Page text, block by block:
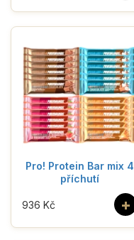
Pro! Protein Bar mix 4
příchutí
+
936 Kč